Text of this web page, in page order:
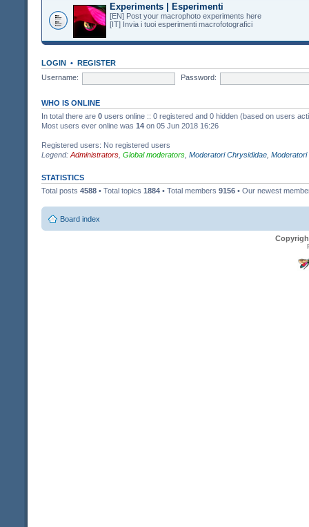
Experiments | Esperimenti
[EN] Post your macrophoto experiments here
[IT] Invia i tuoi esperimenti macrofotografici
LOGIN • REGISTER
Username:
Password:
WHO IS ONLINE
In total there are 0 users online :: 0 registered and 0 hidden (based on users
Most users ever online was 14 on 05 Jun 2018 16:26
Registered users: No registered users
Legend: Administrators Global moderators Moderatori Chrysididae
STATISTICS
Total posts 4588 • Total topics 1884 • Total members 9156 • Our newest
Board index